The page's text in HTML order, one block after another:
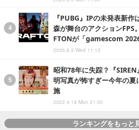
『PUBG』IPの未発表新
森が舞台のアクション
FTONが「gamescom
2026.8.5 Wed 11:15
昭和78年に失踪？『SIREN
明写真が怖すぎー今年の
施
2022.4.18 Mon 21:30
ランキングをもっと